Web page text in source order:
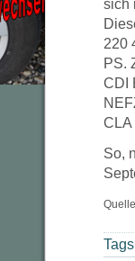
sich
220
PS.
CDI
CLA
So,